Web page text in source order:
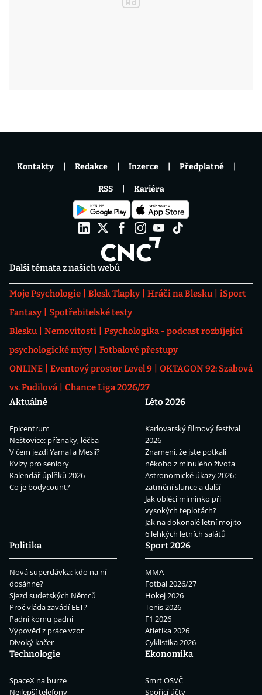
Další témata z našich webů
Moje Psychologie Blesk Tlapky Hráči na Blesku
iSport
Fantasy
Spotřebitelské testy
Blesku
Nemovitosti
Psychologika - podcast rozbíjející
psychologické mýty
Fotbalové přestupy
ONLINE
Eventový prostor Level 9
OKTAGON 92: Szabová
vs. Pudilová
Chance Liga 2026/27
Aktuálně
Epicentrum
Neštovice: příznaky, léčba
V čem jezdí Yamal a Mesii?
Kvízy pro seniory
Kalendář úplňků 2026
Co je bodycount?
Léto 2026
Karlovarský filmový festival
2026
Znamení, že jste potkali
někoho z minulého života
Astronomické úkazy 2026:
zatmění slunce a další
Jak obléci miminko při
vysokých teplotách?
Jak na dokonalé letní mojito
6 lehkých letních salátů
Politika
Nová superdávka: kdo na ní
dosáhne?
Sjezd sudetských Němců
Proč vláda zavádí EET?
Padni komu padni
Výpověď z práce vzor
Divoký kačer
Sport 2026
MMA
Fotbal 2026/27
Hokej 2026
Tenis 2026
F1 2026
Atletika 2026
Cyklistika 2026
Technologie
SpaceX na burze
Nejlepší telefony
Ekonomika
Smrt OSVČ
Spořicí účty
Kontakty Redakce Inzerce Předplatné
RSS Kariéra